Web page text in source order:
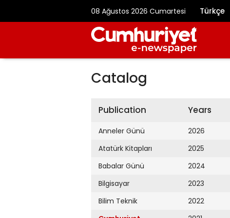
08 Ağustos 2026 Cumartesi Türkçe
Catalog
Publication
Anneler Günü
Atatürk Kitapları
Babalar Günü
Bilgisayar
Bilim Teknik
Years
2026
2025
2024
2023
2022